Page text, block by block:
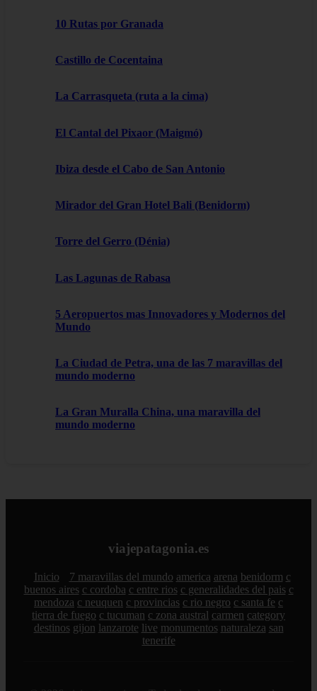
10 Rutas por Granada
Castillo de Cocentaina
La Carrasqueta (ruta a la cima)
El Cantal del Pixaor (Maigmó)
Ibiza desde el Cabo de San Antonio
Mirador del Gran Hotel Bali (Benidorm)
Torre del Gerro (Dénia)
Las Lagunas de Rabasa
5 Aeropuertos mas Innovadores y Modernos del
Mundo
La Ciudad de Petra, una de las 7 maravillas del
mundo moderno
La Gran Muralla China, una maravilla del
mundo moderno
viajepatagonia.es
Inicio 7 maravillas del mundo america arena benidorm c
buenos aires c cordoba c entre rios c generalidades del pais c
mendoza c neuquen c provincias c rio negro c santa fe c
tierra de fuego c tucuman c zona austral carmen category
destinos gijon lanzarote live monumentos naturaleza san
tenerife